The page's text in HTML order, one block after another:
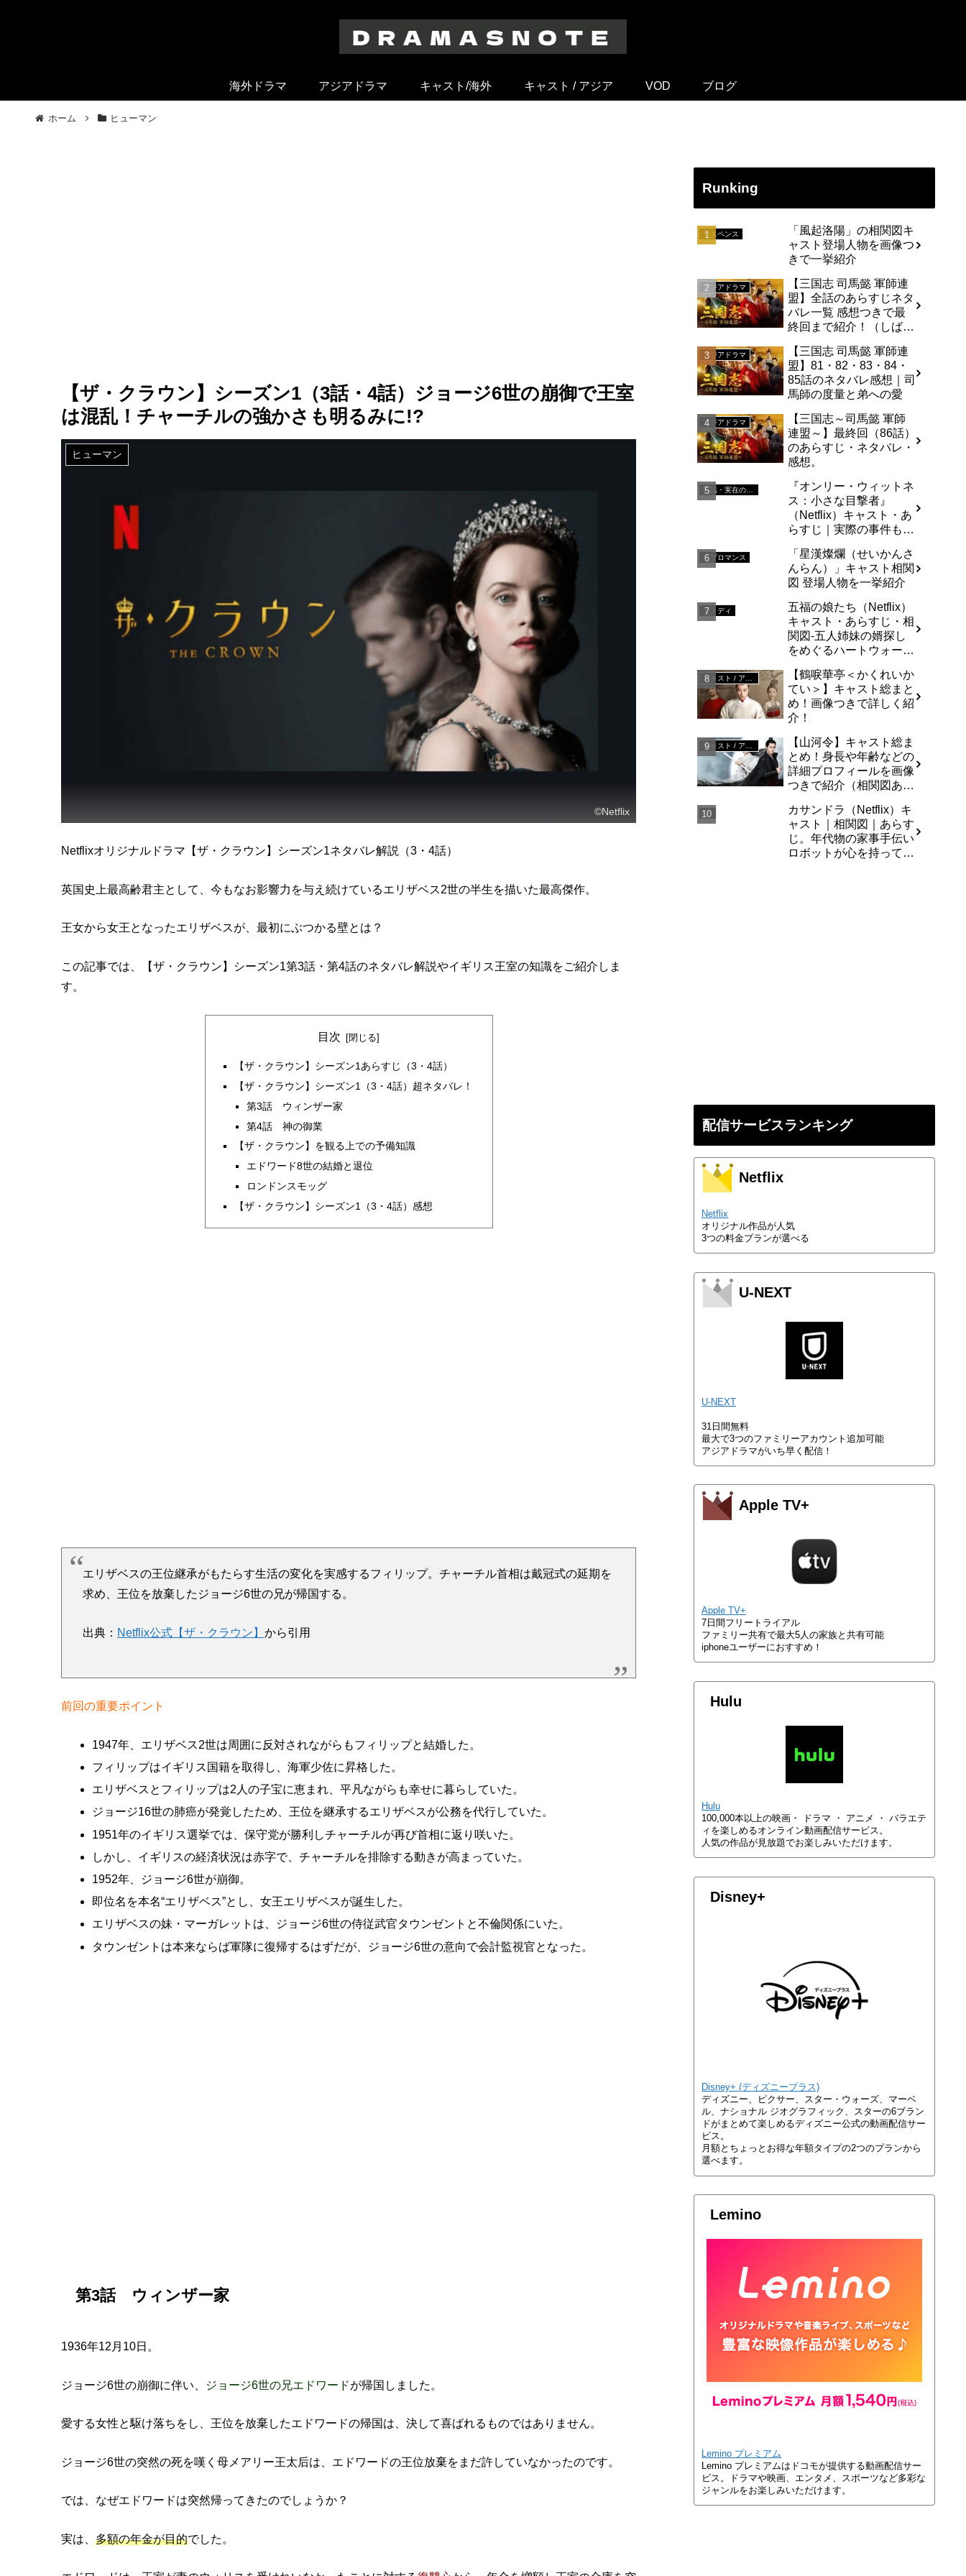
海外ドラマ アジアドラマ キャスト/海外 キャスト / アジア VOD ブログ
ホーム ヒューマン
【ザ・クラウン】シーズン1（3話・4話）ジョージ6世の崩御で王室
は混乱！チャーチルの強かさも明るみに!?
ヒューマン
©Netflix
Netflixオリジナルドラマ【ザ・クラウン】シーズン1ネタバレ解説（3・4話）
英国史上最高齢君主として、今もなお影響力を与え続けているエリザベス2世の半生を描いた最高傑作。
王女から女王となったエリザベスが、最初にぶつかる壁とは？
この記事では、【ザ・クラウン】シーズン1第3話・第4話のネタバレ解説やイギリス王室の知識をご紹介しま
す。
目次
【ザ・クラウン】シーズン1あらすじ（3・4話）
【ザ・クラウン】シーズン1（3・4話）超ネタバレ！
第3話 ウィンザー家
第4話 神の御業
【ザ・クラウン】を観る上での予備知識
エドワード8世の結婚と退位
ロンドンスモッグ
【ザ・クラウン】シーズン1（3・4話）感想
エリザベスの王位継承がもたらす生活の変化を実感するフィリップ。チャーチル首相は戴冠式の延期を
求め、王位を放棄したジョージ6世の兄が帰国する。
出典： Netflix公式【ザ・クラウン】 から引用
前回の重要ポイント
1947年、エリザベス2世は周囲に反対されながらもフィリップと結婚した。
フィリップはイギリス国籍を取得し、海軍少佐に昇格した。
エリザベスとフィリップは2人の子宝に恵まれ、平凡ながらも幸せに暮らしていた。
ジョージ16世の肺癌が発覚したため、王位を継承するエリザベスが公務を代行していた。
1951年のイギリス選挙では、保守党が勝利しチャーチルが再び首相に返り咲いた。
しかし、イギリスの経済状況は赤字で、チャーチルを排除する動きが高まっていた。
1952年、ジョージ6世が崩御。
即位名を本名“エリザベス”とし、女王エリザベスが誕生した。
エリザベスの妹・マーガレットは、ジョージ6世の侍従武官タウンゼントと不倫関係にいた。
タウンゼントは本来ならば軍隊に復帰するはずだが、ジョージ6世の意向で会計監視官となった。
第3話 ウィンザー家
1936年12月10日。
ジョージ6世の崩御に伴い、 ジョージ6世の兄エドワードが帰国 しました。
愛する女性と駆け落ちをし、王位を放棄したエドワードの帰国は、決して喜ばれるものではありません。
ジョージ6世の突然の死を嘆く母メアリー王太后は、エドワードの王位放棄をまだ許していなかったのです。
では、なぜエドワードは突然帰ってきたのでしょうか？
実は、 多額の年金が目的でした。
Runking
サスペンス
「風起洛陽」の相関図キ
ャスト登場人物を画像つ
きで一挙紹介
アジアドラマ
【三国志 司馬懿 軍師連
盟】全話のあらすじネタ
バレ一覧 感想つきで最
終回まで紹介！（しば
アジアドラマ
【三国志 司馬懿 軍師連
盟】81・82・83・84・
85話のネタバレ感想｜司
馬師の度量と弟への愛
アジアドラマ
【三国志～司馬懿 軍師
連盟～】最終回（86話）
のあらすじ・ネタバレ・
感想。
『オンリー・ウィットネ
ス：小さな目撃者』
（Netflix）キャスト・あ
らすじ｜実際の事件も解
ラブロマンス
「星漢燦爛（せいかんさ
んらん）」キャスト相関
図 登場人物を一挙紹介
コメディ
五福の娘たち（Netflix）
キャスト・あらすじ・相
関図-五人姉妹の婿探し
をめぐるハートウォーミ
【鶴唳華亭＜かくれいか
てい＞】キャスト総まと
め！画像つきで詳しく紹
介！
【山河令】キャスト総ま
とめ！身長や年齢などの
詳細プロフィールを画像
つきで紹介（相関図あ
SF
カサンドラ（Netflix）キ
ャスト｜相関図｜あらす
じ。年代物の家事手伝い
ロボットが心を持って暴
配信サービスランキング
Netflix
Netflix
オリジナル作品が人気
3つの料金プランが選べる
U-NEXT
U-NEXT
31日間無料
最大で3つのファミリーアカウント追加可能
アジアドラマがいち早く配信！
Apple TV+
Apple TV+
7日間フリートライアル
ファミリー共有で最大5人の家族と共有可能
iphoneユーザーにおすすめ！
Hulu
Hulu
100,000本以上の映画・ ドラマ ・ アニメ ・ バラエテ
ィを楽しめるオンライン動画配信サービス。
人気の作品が見放題でお楽しみいただけます。
Disney+
Disney+ (ディズニープラス)
ディズニー、ピクサー、スター・ウォーズ、マーベ
ル、ナショナル ジオグラフィック、スターの6ブラン
ドがまとめて楽しめるディズニー公式の動画配信サー
ビス。
月額とちょっとお得な年額タイプの2つのプランから
選べます。
Lemino
Lemino プレミアム
Lemino プレミアムはドコモが提供する動画配信サー
ビス。ドラマや映画、エンタメ、スポーツなど多彩な
ジャンルをお楽しみいただけます。